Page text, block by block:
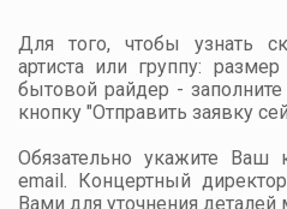
Для того, чтобы узнать
артиста или группу:
бытовой райдер -
кнопку "Отправить заявку
Обязательно укажите Ваш
email. Концертный
Вами для уточнения деталей